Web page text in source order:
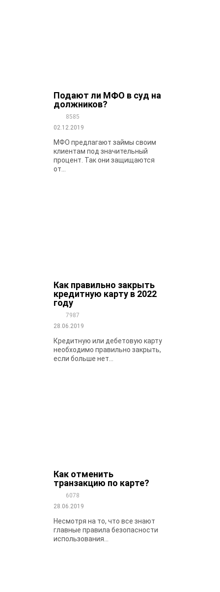
Подают ли МФО в суд на
должников?
8585
02.12.2019
МФО предлагают займы своим
клиентам под значительный
процент. Так они защищаются
от...
Как правильно закрыть
кредитную карту в 2022
году
7987
28.06.2019
Кредитную или дебетовую карту
необходимо правильно закрыть,
если больше нет...
Как отменить
транзакцию по карте?
6078
28.06.2019
Несмотря на то, что все знают
главные правила безопасности
использования...